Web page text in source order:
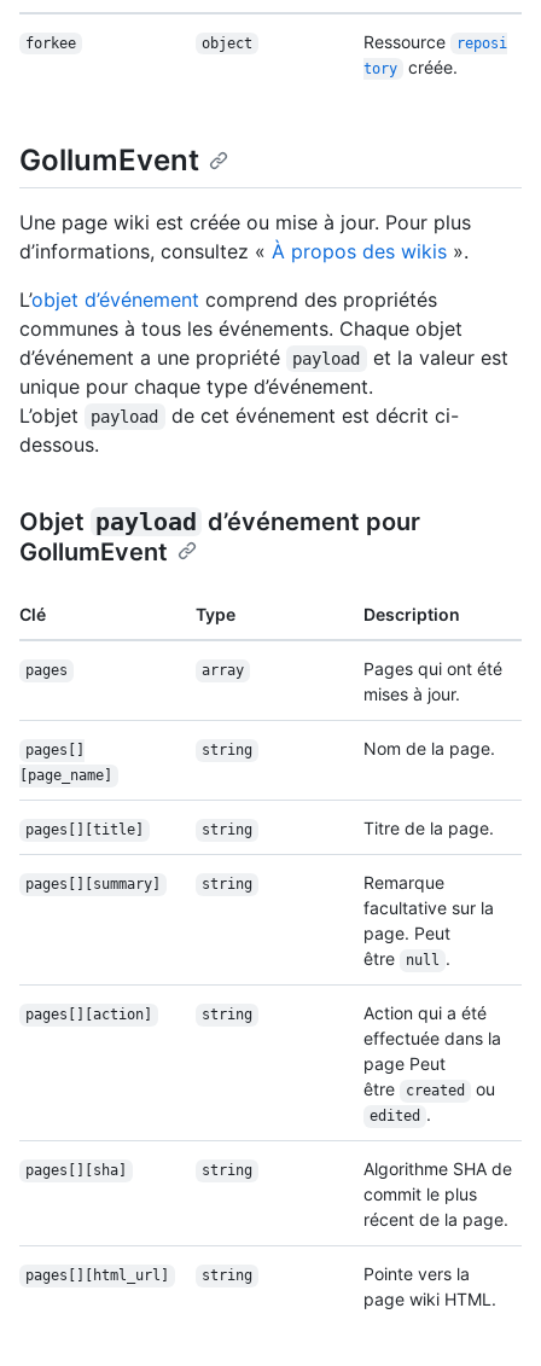
forkee object Ressource
reposi
tory
créée.
GollumEvent
Une page wiki est créée ou mise à jour. Pour plus
d’informations, consultez « À propos des wikis ».
L’objet d’événement comprend des propriétés
communes à tous les événements. Chaque objet
d’événement a une propriété
payload
et la valeur est
unique pour chaque type d’événement.
L’objet
payload
de cet événement est décrit ci-
dessous.
Objet payload d’événement pour
GollumEvent
Clé Type Description
pages array
Pages qui ont été
mises à jour.
pages[]
[page_name]
string Nom de la page.
pages[][title] string Titre de la page.
pages[][summary] string
Remarque
facultative sur la
page. Peut
être
null .
pages[][action] string
Action qui a été
effectuée dans la
page Peut
être
created ou
edited .
pages[][sha] string
Algorithme SHA de
commit le plus
récent de la page.
pages[][html_url] string
Pointe vers la
page wiki HTML.